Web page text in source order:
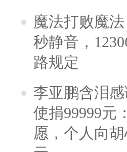
魔法打败魔
秒静音，
路规定
李亚鹏含泪
使捐99999元
愿，个人向